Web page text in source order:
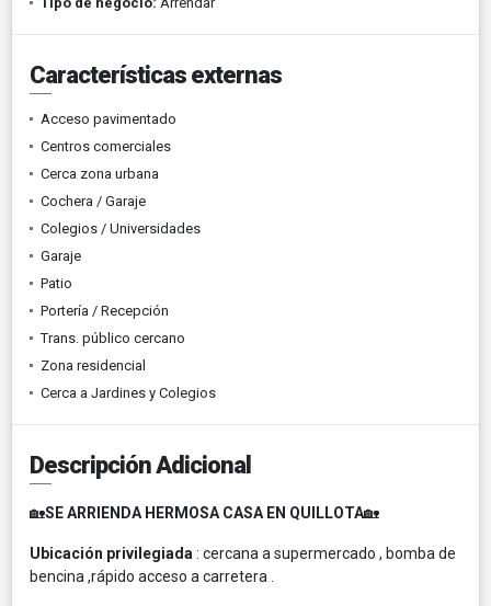
Características externas
Acceso pavimentado
Centros comerciales
Cerca zona urbana
Cochera / Garaje
Colegios / Universidades
Garaje
Patio
Portería / Recepción
Trans. público cercano
Zona residencial
Cerca a Jardines y Colegios
Descripción Adicional
🏡SE ARRIENDA HERMOSA CASA EN QUILLOTA🏡
Ubicación privilegiada : cercana a supermercado , bomba de
bencina ,rápido acceso a carretera .